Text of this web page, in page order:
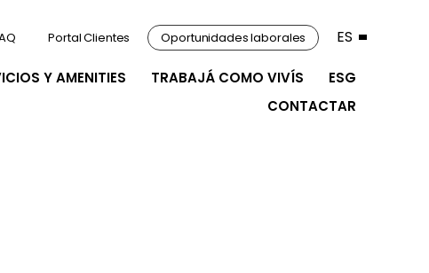
Y AMENITIES TRABAJÁ COMO VIVÍS
ESG
CONTACTAR
Portal Clientes Oportunidades laborales ES